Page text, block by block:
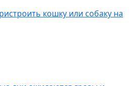
кошку или собаку на